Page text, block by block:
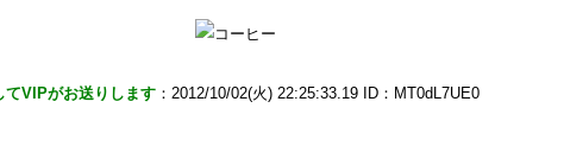
てVIPがお送りします ：2012/10/02(火) 22:25:33.19 ID：MT0dL7UE0